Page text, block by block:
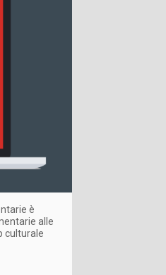
è
alle
culturale